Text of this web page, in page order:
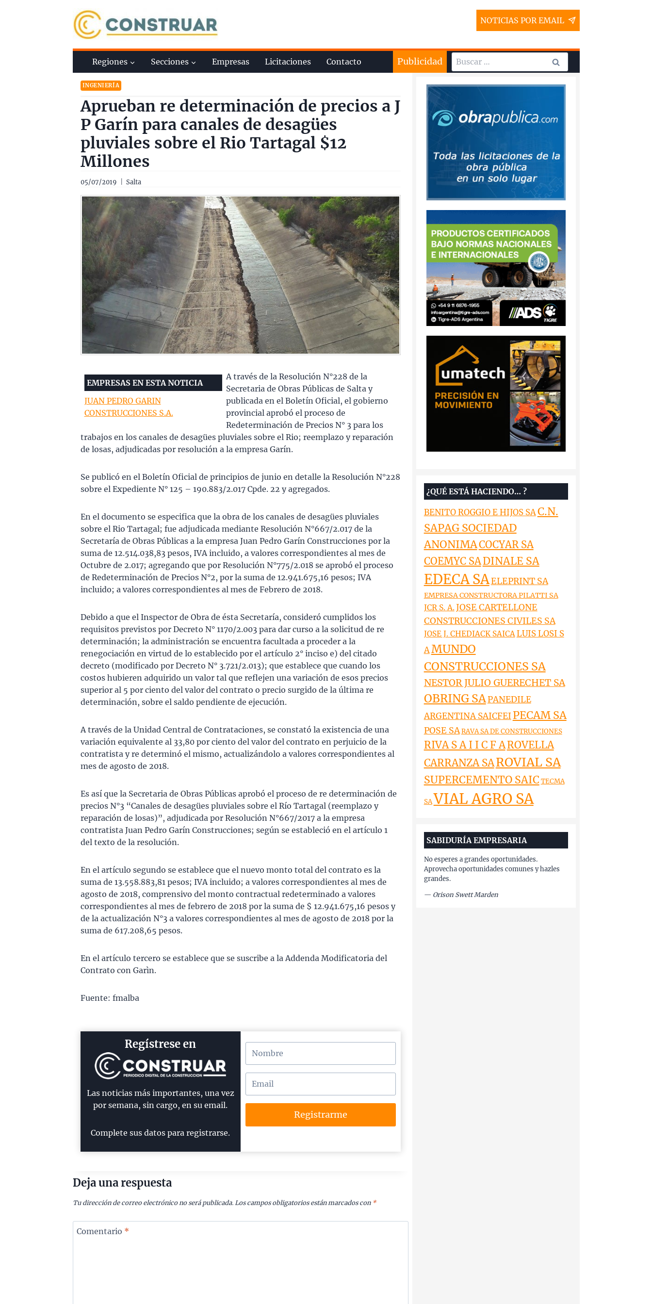
NOTICIAS POR EMAIL
Regiones Secciones Empresas Licitaciones Contacto Publicidad Buscar:
INGENIERÍA
Aprueban re determinación de precios a J
P Garín para canales de desagües
pluviales sobre el Rio Tartagal $12
Millones
05/07/2019 Salta
EMPRESAS EN ESTA NOTICIA
JUAN PEDRO GARIN
CONSTRUCCIONES S.A.
A través de la Resolución N°228 de la
Secretaria de Obras Públicas de Salta y
publicada en el Boletín Oficial, el gobierno
provincial aprobó el proceso de
Redeterminación de Precios N° 3 para los
trabajos en los canales de desagües pluviales sobre el Rio; reemplazo y reparación
de losas, adjudicadas por resolución a la empresa Garín.
Se publicó en el Boletín Oficial de principios de junio en detalle la Resolución N°228
sobre el Expediente N° 125 – 190.883/2.017 Cpde. 22 y agregados.
En el documento se especifica que la obra de los canales de desagües pluviales
sobre el Rio Tartagal; fue adjudicada mediante Resolución N°667/2.017 de la
Secretaría de Obras Públicas a la empresa Juan Pedro Garín Construcciones por la
suma de 12.514.038,83 pesos, IVA incluido, a valores correspondientes al mes de
Octubre de 2.017; agregando que por Resolución N°775/2.018 se aprobó el proceso
de Redeterminación de Precios N°2, por la suma de 12.941.675,16 pesos; IVA
incluido; a valores correspondientes al mes de Febrero de 2018.
Debido a que el Inspector de Obra de ésta Secretaría, consideró cumplidos los
requisitos previstos por Decreto N° 1170/2.003 para dar curso a la solicitud de re
determinación; la administración se encuentra facultada a proceder a la
renegociación en virtud de lo establecido por el artículo 2° inciso e) del citado
decreto (modificado por Decreto N° 3.721/2.013); que establece que cuando los
costos hubieren adquirido un valor tal que reflejen una variación de esos precios
superior al 5 por ciento del valor del contrato o precio surgido de la última re
determinación, sobre el saldo pendiente de ejecución.
A través de la Unidad Central de Contrataciones, se constató la existencia de una
variación equivalente al 33,80 por ciento del valor del contrato en perjuicio de la
contratista y re determinó el mismo, actualizándolo a valores correspondientes al
mes de agosto de 2018.
Es así que la Secretaria de Obras Públicas aprobó el proceso de re determinación de
precios N°3 “Canales de desagües pluviales sobre el Río Tartagal (reemplazo y
reparación de losas)”, adjudicada por Resolución N°667/2017 a la empresa
contratista Juan Pedro Garín Construcciones; según se estableció en el artículo 1
del texto de la resolución.
En el artículo segundo se establece que el nuevo monto total del contrato es la
suma de 13.558.883,81 pesos; IVA incluido; a valores correspondientes al mes de
agosto de 2018, comprensivo del monto contractual redeterminado a valores
correspondientes al mes de febrero de 2018 por la suma de $ 12.941.675,16 pesos y
de la actualización N°3 a valores correspondientes al mes de agosto de 2018 por la
suma de 617.208,65 pesos.
En el artículo tercero se establece que se suscribe a la Addenda Modificatoria del
Contrato con Garìn.
Fuente: fmalba
Regístrese en
Las noticias más importantes, una vez
por semana, sin cargo, en su email.
Complete sus datos para registrarse.
Registrarme
Deja una respuesta
Tu dirección de correo electrónico no será publicada. Los campos obligatorios están marcados con *
Comentario *
¿QUÉ ESTÁ HACIENDO… ?
BENITO ROGGIO E HIJOS SAC.N.
SAPAG SOCIEDAD
ANONIMACOCYAR SA
COEMYC SADINALE SA
EDECA SAELEPRINT SA
EMPRESA CONSTRUCTORA PILATTI SA
JCR S. A.JOSE CARTELLONE
CONSTRUCCIONES CIVILES SA
JOSE J. CHEDIACK SAICALUIS LOSI S
AMUNDO
CONSTRUCCIONES SA
NESTOR JULIO GUERECHET SA
OBRING SAPANEDILE
ARGENTINA SAICFEI PECAM SA
POSE SARAVA SA DE CONSTRUCCIONES
RIVA S A I I C F AROVELLA
CARRANZA SAROVIAL SA
SUPERCEMENTO SAIC TECMA
SAVIAL AGRO SA
SABIDURÍA EMPRESARIA
No esperes a grandes oportunidades.
Aprovecha oportunidades comunes y hazles
grandes.
— Orison Swett Marden